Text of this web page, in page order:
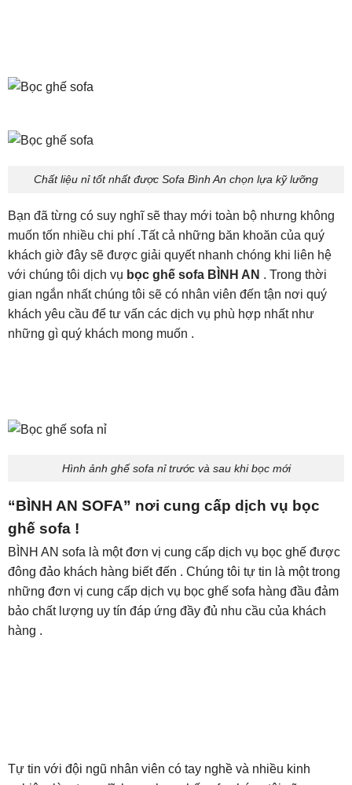
Chất liệu nỉ tốt nhất được Sofa Bình An chọn lựa kỹ lưỡng
Bạn đã từng có suy nghĩ sẽ thay mới toàn bộ nhưng không
muốn tốn nhiều chi phí .Tất cả những băn khoăn của quý
khách giờ đây sẽ được giải quyết nhanh chóng khi liên hệ
với chúng tôi dịch vụ bọc ghế sofa BÌNH AN . Trong thời
gian ngắn nhất chúng tôi sẽ có nhân viên đến tận nơi quý
khách yêu cầu để tư vấn các dịch vụ phù hợp nhất như
những gì quý khách mong muốn .
Hình ảnh ghế sofa nỉ trước và sau khi bọc mới
“BÌNH AN SOFA” nơi cung cấp dịch vụ bọc
ghế sofa !
BÌNH AN sofa là một đơn vị cung cấp dịch vụ bọc ghế được
đông đảo khách hàng biết đến . Chúng tôi tự tin là một trong
những đơn vị cung cấp dịch vụ bọc ghế sofa hàng đầu đảm
bảo chất lượng uy tín đáp ứng đầy đủ nhu cầu của khách
hàng .
Tự tin với đội ngũ nhân viên có tay nghề và nhiều kinh